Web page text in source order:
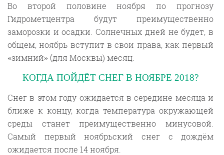
Во второй половине ноября по прогнозу
Гидрометцентра будут преимущественно
заморозки и осадки. Солнечных дней не будет, в
общем, ноябрь вступит в свои права, как первый
«зимний» (для Москвы) месяц.
КОГДА ПОЙДЁТ СНЕГ В НОЯБРЕ 2018?
Снег в этом году ожидается в середине месяца и
ближе к концу, когда температура окружающей
среды станет преимущественно минусовой.
Самый первый ноябрьский снег с дождём
ожидается после 14 ноября.